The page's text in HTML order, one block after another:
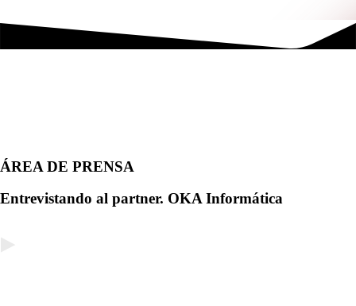
ÁREA DE PRENSA
Entrevistando al partner. OKA Informática